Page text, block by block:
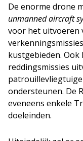
De enorme drone
unmanned aircraft
voor het uitvoeren
kustgebieden.
reddingsmissies
ondersteunen. De
eveneens enkele
doeleinden.